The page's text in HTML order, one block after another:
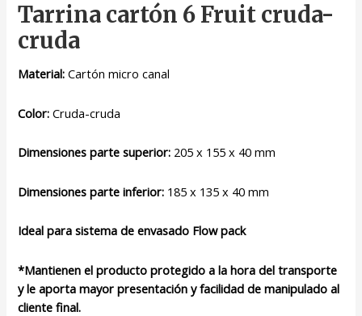
Tarrina cartón 6 Fruit cruda-
cruda
Material: Cartón micro canal
Color: Cruda-cruda
Dimensiones parte superior: 205 x 155 x 40 mm
Dimensiones parte inferior: 185 x 135 x 40 mm
Ideal para sistema de envasado Flow pack
*Mantienen el producto protegido a la hora del transporte
y le aporta mayor presentación y facilidad de manipulado al
cliente final.